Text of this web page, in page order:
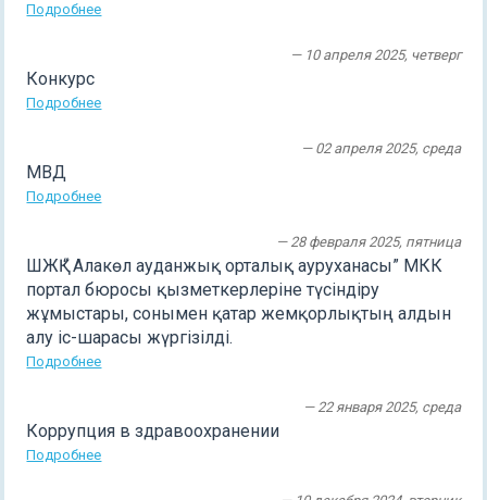
Подробнее
— 10 апреля 2025, четверг
Конкурс
Подробнее
— 02 апреля 2025, среда
МВД
Подробнее
— 28 февраля 2025, пятница
ШЖҚ “ Алакөл ауданжық орталық ауруханасы” МКК
портал бюросы қызметкерлеріне түсіндіру
жұмыстары, сонымен қатар жемқорлықтың алдын
алу іс-шарасы жүргізілді.
Подробнее
— 22 января 2025, среда
Коррупция в здравоохранении
Подробнее